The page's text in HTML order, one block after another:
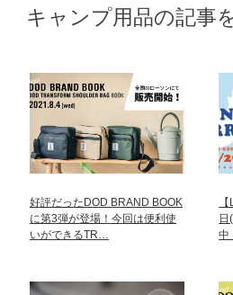
キャンプ用品の記事
好評だったDOD BRAND BOOK
に第3弾が登場！今回は便利使
いができるTR…
日
中